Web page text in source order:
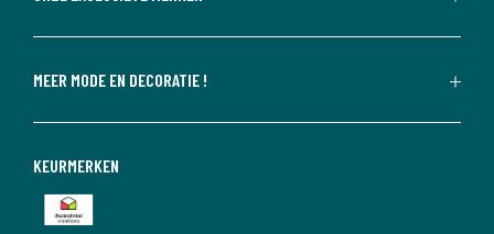
MEER MODE EN DECORATIE !
KEURMERKEN